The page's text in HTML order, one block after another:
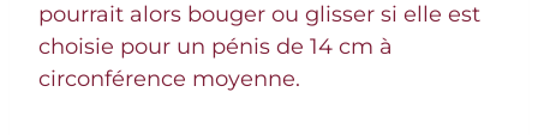
pourrait alors bouger ou glisser si elle est
choisie pour un pénis de 14 cm à
circonférence moyenne.